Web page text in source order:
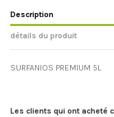
Description
détails du produit
SURFANIOS PREMIUM 5L
Les clients qui ont acheté